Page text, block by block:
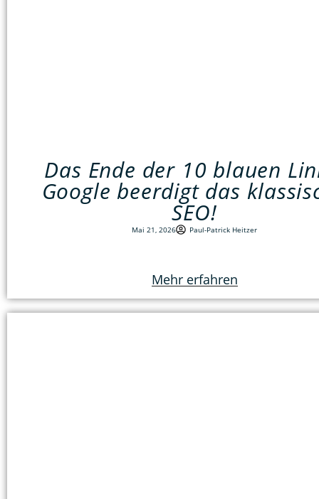
Das Ende der 10 blauen
Google beerdigt das
SEO!
Mai 21, 2026 Paul-Patrick Heitzer
Mehr erfahren